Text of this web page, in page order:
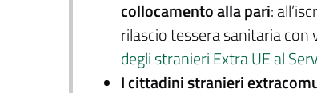
collocamento alla pari:
rilascio tessera sanitaria con
degli stranieri Extra UE al
I cittadini stranieri